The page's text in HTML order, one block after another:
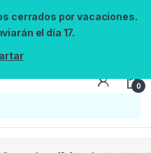
cerrados por vacaciones.
el día 17.
0